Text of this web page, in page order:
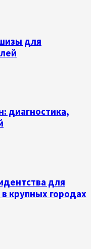
для
диагностика,
для
крупных городах